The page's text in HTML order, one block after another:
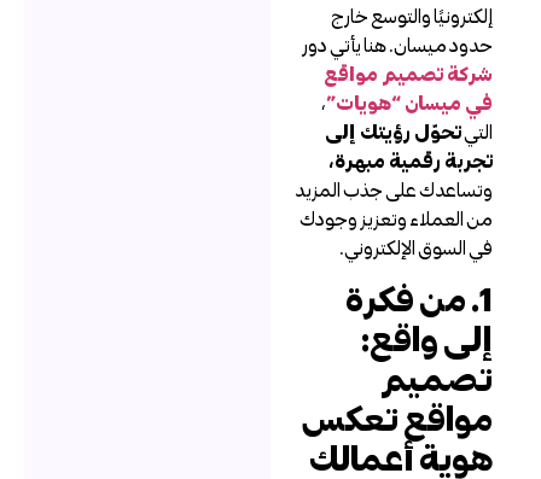
إلكترونيًا والتوسع خارج
حدود ميسان. هنا يأتي دور
شركة تصميم مواقع
في ميسان “هويات”،
تحوّل رؤيتك إلى
تجربة رقمية مبهرة،
وتساعدك على جذب المزيد
من العملاء وتعزيز وجودك
في السوق الإلكتروني.
1. من فكرة
إلى واقع:
تصميم
مواقع تعكس
هوية أعمالك